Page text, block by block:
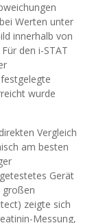
Werten unter
innerhalb von
Für den i-STAT
wurde
Vergleich
am besten
Gerät
großen
zeigte sich
Messung,